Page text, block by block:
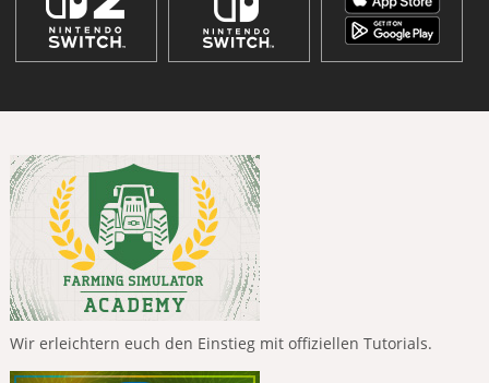
Wir erleichtern euch den Einstieg mit offiziellen Tutorials.